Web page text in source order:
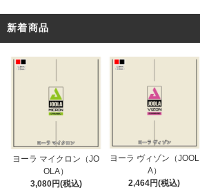
新着商品
ヨーラ マイクロン（JO
OLA）
3,080円(税込)
ヨーラ ヴィゾン（JOOL
A）
2,464円(税込)